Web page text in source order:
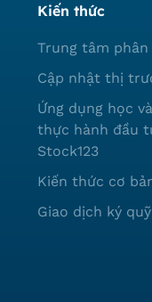
Kiến thức
Trung tâm
Cập nhật thị
Ứng dụng học và
thực hành đầu
Stock123
Kiến thức cơ
Giao dịch ký quỹ